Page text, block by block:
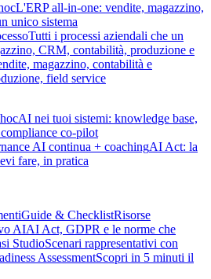
L'ERP all-in-one: vendite, magazzino,
unico sistema
Tutti i processi aziendali che un
CRM, contabilità, produzione e
magazzino, contabilità e
field service
AI nei tuoi sistemi: knowledge base,
co-pilot
AI continua + coachingAI Act: la
fare, in pratica
Guide & ChecklistRisorse
AIAI Act, GDPR e le norme che
StudioScenari rappresentativi con
AssessmentScopri in 5 minuti il